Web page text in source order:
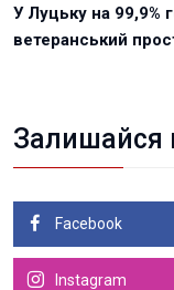
У Луцьку на 99,9%
ветеранський
Залишайся
Facebook
Instagram